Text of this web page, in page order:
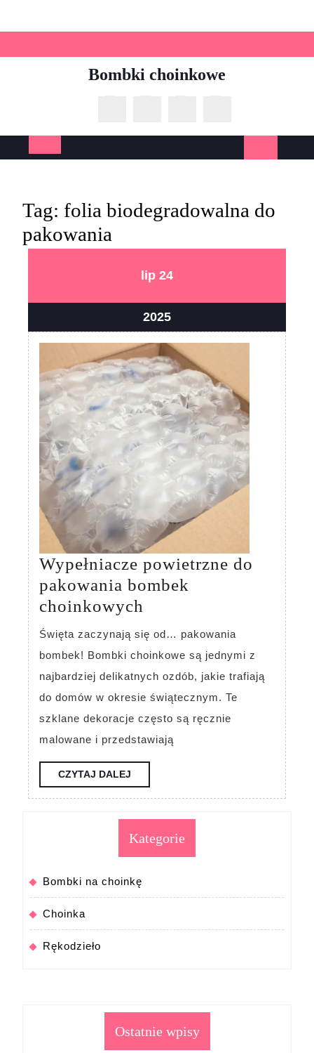
Bombki choinkowe
Button
Tag: folia biodegradowalna do
pakowania
lip24
2025
2424
202524
lipca
2025
Wypełniacze powietrzne do
pakowania bombek
choinkowych
powietrzne
do
pakowania
bombek
choinkowych
Święta zaczynają się od… pakowania
bombek! Bombki choinkowe są jednymi z
najbardziej delikatnych ozdób, jakie trafiają
do domów w okresie świątecznym. Te
szklane dekoracje często są ręcznie
malowane i przedstawiają
CZYTAJ DALEJ
DALEJ
Kategorie
Bombki na choinkę
Choinka
Rękodzieło
Ostatnie wpisy